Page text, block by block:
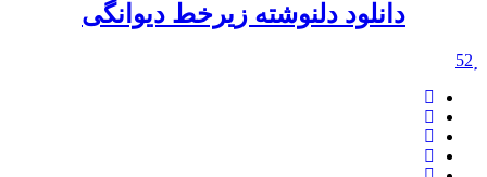
دانلود دلنوشته زیرخط دیوانگی
52